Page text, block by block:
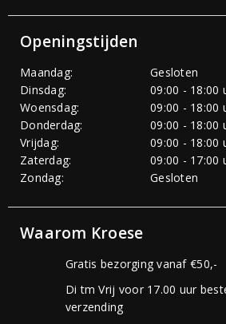
Openingstijden
Maandag:
Gesloten
Dinsdag:
09:00 - 18:00
Woensdag:
09:00 - 18:00
Donderdag:
09:00 - 18:00
Vrijdag:
09:00 - 18:00
Zaterdag:
09:00 - 17:00
Zondag:
Gesloten
Waarom Kroese
Gratis bezorging vanaf €50,-
Di tm Vrij voor 17.00 uur
verzending